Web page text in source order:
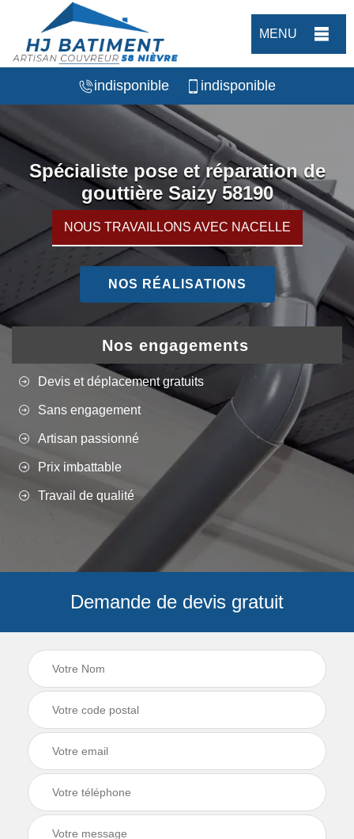
MENU
indisponible indisponible
Spécialiste pose et réparation de
gouttière Saizy 58190
NOUS TRAVAILLONS AVEC NACELLE
NOS RÉALISATIONS
Nos engagements
Devis et déplacement gratuits
Sans engagement
Artisan passionné
Prix imbattable
Travail de qualité
Demande de devis gratuit